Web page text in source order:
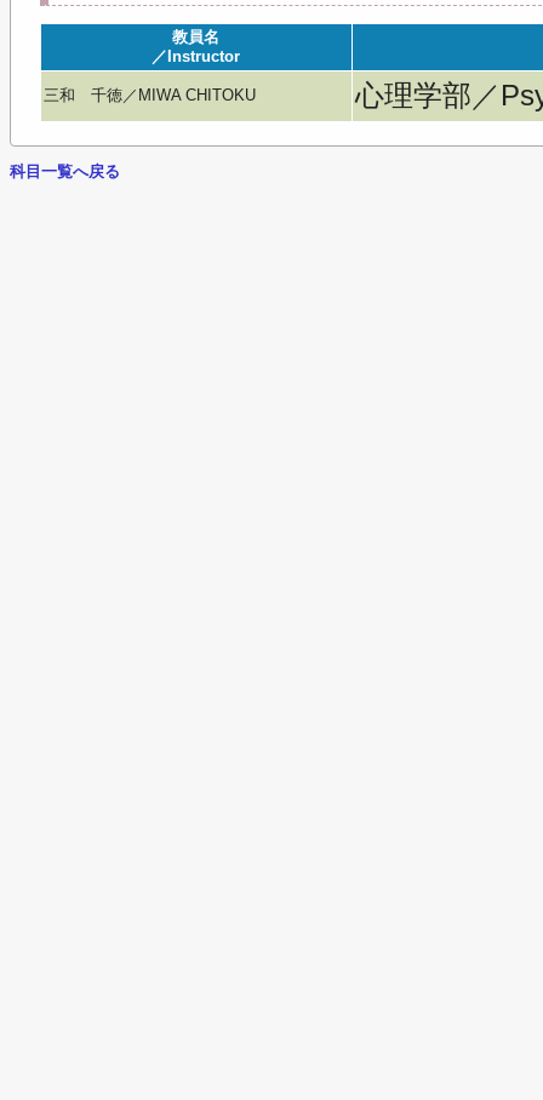
教員名
／Instructor
三和 千徳／MIWA CHITOKU 心理学部／
科目一覧へ戻る